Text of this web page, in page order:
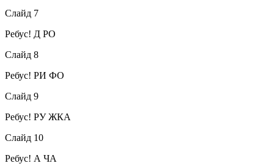
Слайд 7
Ребус! Д РО
Слайд 8
Ребус! РИ ФО
Слайд 9
Ребус! РУ ЖКА
Слайд 10
Ребус! А ЧА